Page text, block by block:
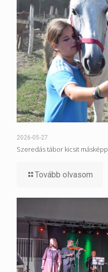
2026-05-27
Szeredás tábor kicsit másképp
Tovább olvasom